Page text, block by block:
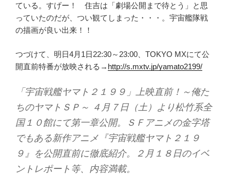
ている。すげー！ 住吉は「劇場公開まで待とう」と思
っていたのだが、つい観てしまった・・・。宇宙艦隊戦
の描画が良い出来！！
つづけて、明日4月1日22:30～23:00、TOKYO MXにて公
開直前特番が放映される→ http://s.mxtv.jp/yamato2199/
「宇宙戦艦ヤマト２１９９」上映直前！～俺た
ちのヤマトＳＰ～ ４月７日（土）より松竹系全
国１０館にて第一章公開。ＳＦアニメの金字塔
でもある新作アニメ『宇宙戦艦ヤマト２１９
９』を公開直前に徹底紹介。２月１８日のイベ
ントレポート等、内容満載。